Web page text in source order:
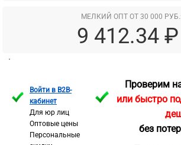
МЕЛКИЙ ОПТ ОТ 30 000 РУБ.:
9 412.34 ₽
Войти в B2B-
кабинет
Для юр лиц
Оптовые цены
Персональные
Проверим
или быстро
без